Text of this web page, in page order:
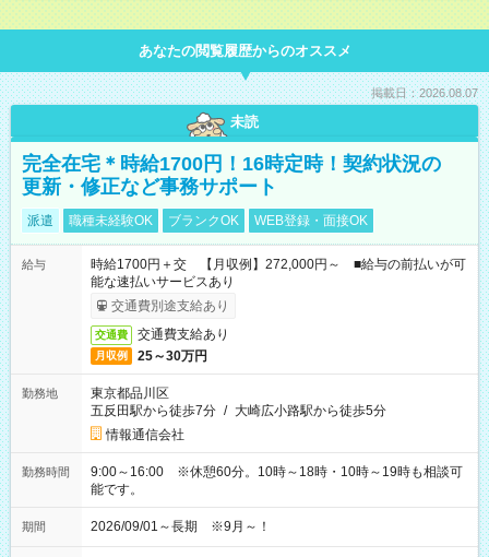
あなたの閲覧履歴からのオススメ
掲載日：2026.08.07
未読
完全在宅＊時給1700円！16時定時！契約状況の
更新・修正など事務サポート
派遣 職種未経験OK ブランクOK WEB登録・面接OK
給与
時給1700円＋交 【月収例】272,000円～ ■給与の前払いが可
能な速払いサービスあり
交通費別途支給あり
交通費 交通費支給あり
月収例 25～30万円
勤務地
東京都品川区
五反田駅から徒歩7分 / 大崎広小路駅から徒歩5分
情報通信会社
勤務時間
9:00～16:00 ※休憩60分。10時～18時・10時～19時も相談可
能です。
期間 2026/09/01～長期 ※9月～！